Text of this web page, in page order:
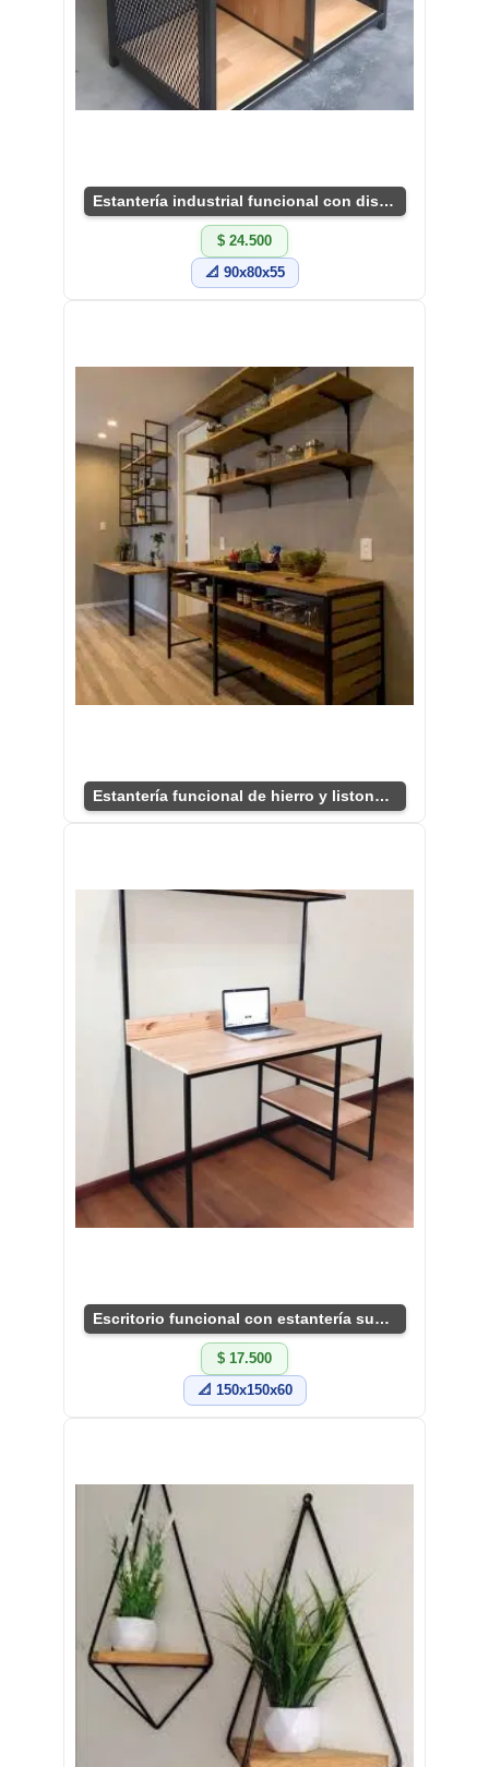
Estantería industrial funcional con diseño único.
$ 24.500
📐 90x80x55
Estantería funcional de hierro y listones cálidos
Escritorio funcional con estantería superior
$ 17.500
📐 150x150x60